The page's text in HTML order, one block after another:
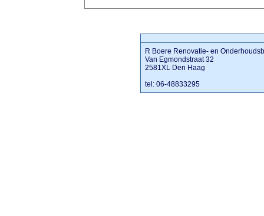
R Boere Renovatie- en
Van Egmondstraat 32
2581XL Den Haag
tel: 06-48833295